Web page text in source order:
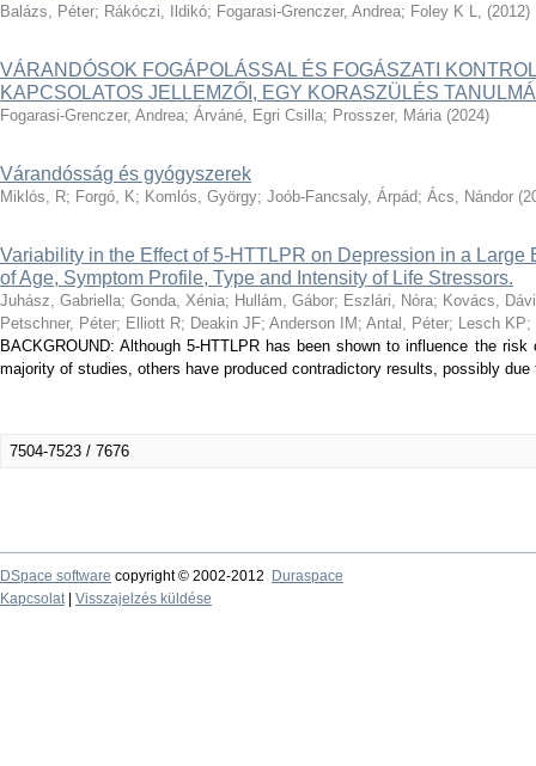
Balázs, Péter; Rákóczi, Ildikó; Fogarasi-Grenczer, Andrea; Foley K L, (2012)
VÁRANDÓSOK FOGÁPOLÁSSAL ÉS FOGÁSZATI
KAPCSOLATOS JELLEMZŐI, EGY KORASZÜLÉS
Fogarasi-Grenczer, Andrea; Árváné, Egri Csilla; Prosszer, Mária (2024)
Várandósság és gyógyszerek
Miklós, R; Forgó, K; Komlós, György; Joób-Fancsaly, Árpád; Ács, Nándor (
Variability in the Effect of 5-HTTLPR on Depression in a
of Age, Symptom Profile, Type and Intensity of Life Stressors.
Juhász, Gabriella; Gonda, Xénia; Hullám, Gábor; Eszlári, Nóra; Kovács,
Petschner, Péter; Elliott R; Deakin JF; Anderson IM ; Antal, Péter; Lesch KP;
BACKGROUND: Although 5-HTTLPR has been shown to influence the
majority of studies, others have produced contradictory results, possibly
7504-7523 / 7676
DSpace software copyright © 2002-2012
Duraspace
Kapcsolat| Visszajelzés küldése